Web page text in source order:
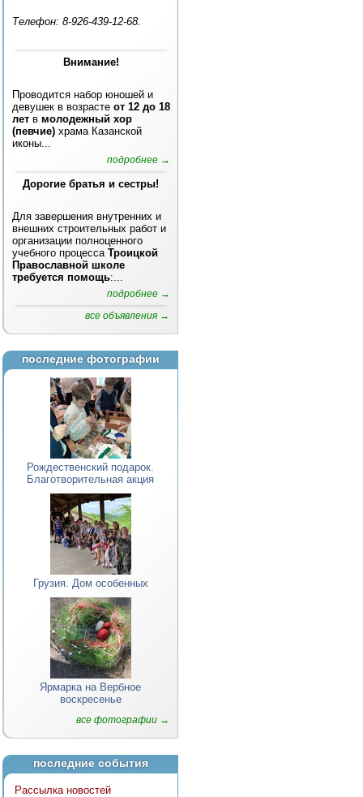
Телефон: 8-926-439-12-68.
Внимание!
Проводится набор юношей и
девушек в возрасте от 12 до 18
лет в молодежный хор
(певчие) храма Казанской
иконы...
подробнее →
Дорогие братья и сестры!
Для завершения внутренних и
внешних строительных работ и
организации полноценного
учебного процесса Троицкой
Православной школе
требуется помощь:...
подробнее →
все объявления →
последние фотографии
Рождественский подарок.
Благотворительная акция
Грузия. Дом особенных
Ярмарка на Вербное
воскресенье
все фотографии →
последние события
Рассылка новостей